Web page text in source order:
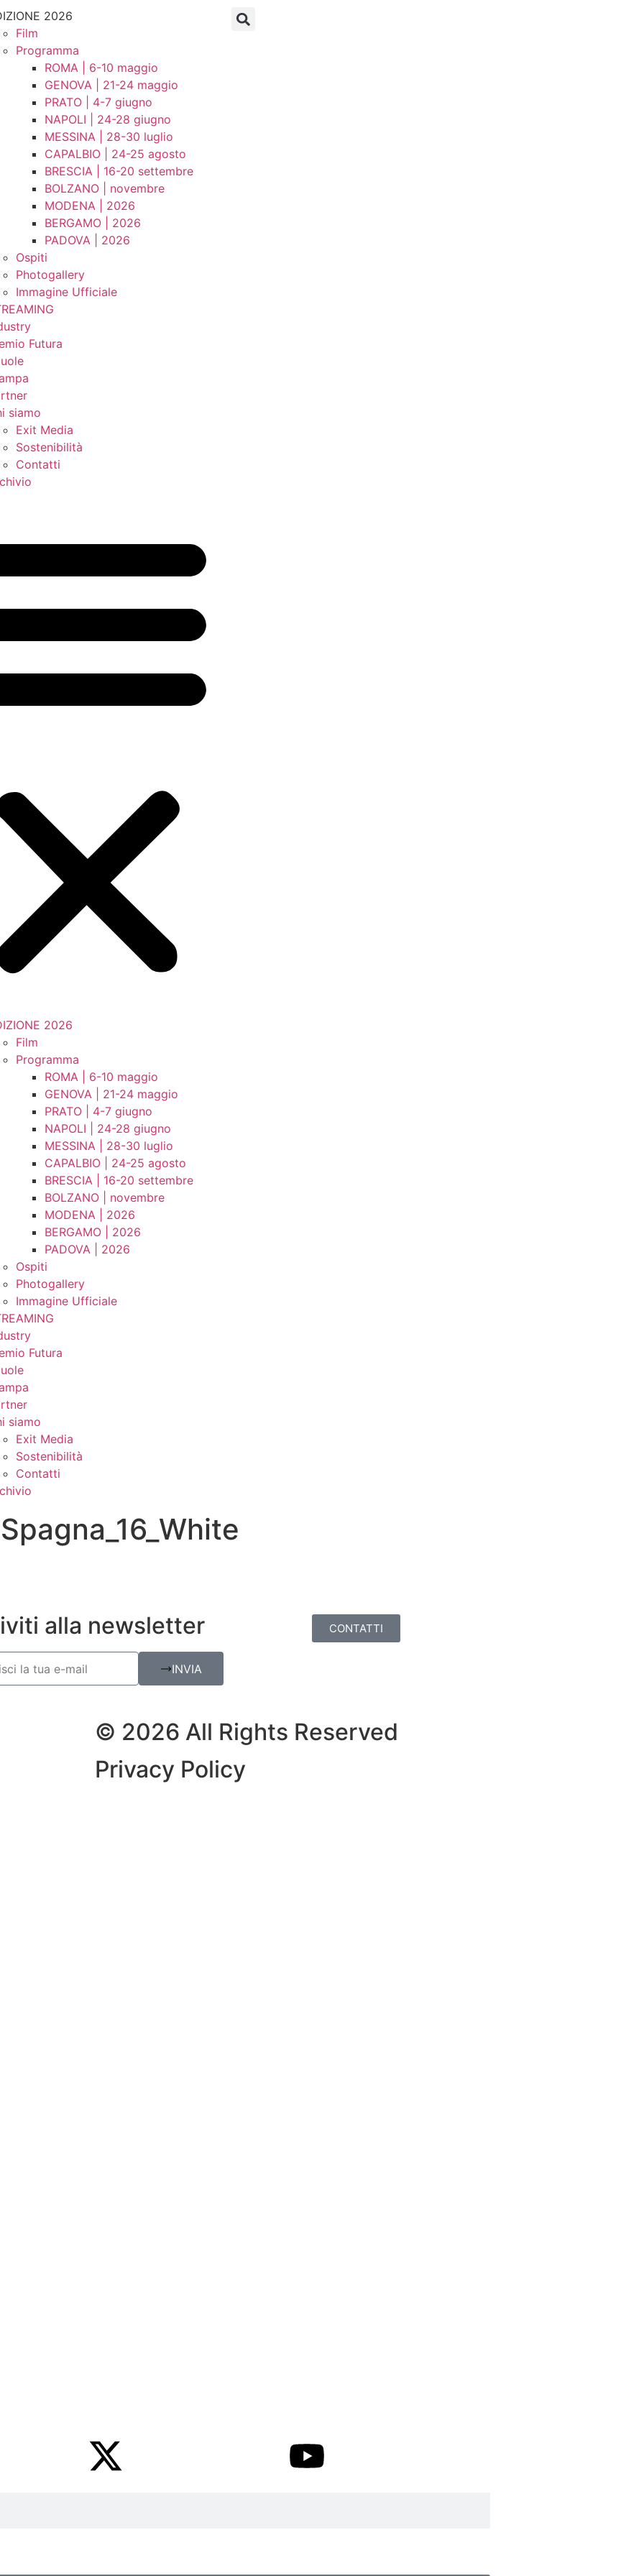
2026
Film
Programma
ROMA | 6-10 maggio
GENOVA | 21-24 maggio
PRATO | 4-7 giugno
NAPOLI | 24-28 giugno
MESSINA | 28-30 luglio
CAPALBIO | 24-25 agosto
BRESCIA | 16-20 settembre
BOLZANO | novembre
MODENA | 2026
BERGAMO | 2026
PADOVA | 2026
Ospiti
Photogallery
Immagine Ufficiale
Futura
siamo
Exit Media
Sostenibilità
Contatti
2026
Film
Programma
ROMA | 6-10 maggio
GENOVA | 21-24 maggio
PRATO | 4-7 giugno
NAPOLI | 24-28 giugno
MESSINA | 28-30 luglio
CAPALBIO | 24-25 agosto
BRESCIA | 16-20 settembre
BOLZANO | novembre
MODENA | 2026
BERGAMO | 2026
PADOVA | 2026
Ospiti
Photogallery
Immagine Ufficiale
Futura
siamo
Exit Media
Sostenibilità
Contatti
alla newsletter
INVIA
CONTATTI
© 2026 All Rights Reserved
Privacy Policy